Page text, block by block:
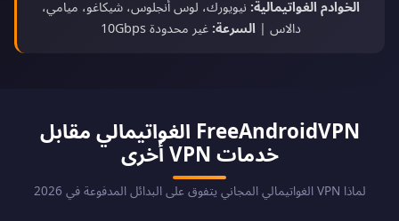
الخوادم الغواتيمالية: نيويورك، لوس أنجلوس، شيكاغو، ميامي،
دالاس | السرعة: غير محدودة 10Gbps
FreeAndroidVPN الغواتيمالي مقابل
خدمات VPN أخرى
لماذا VPN الغواتيمالي المجاني يتفوق على البدائل المدفوعة في 2026